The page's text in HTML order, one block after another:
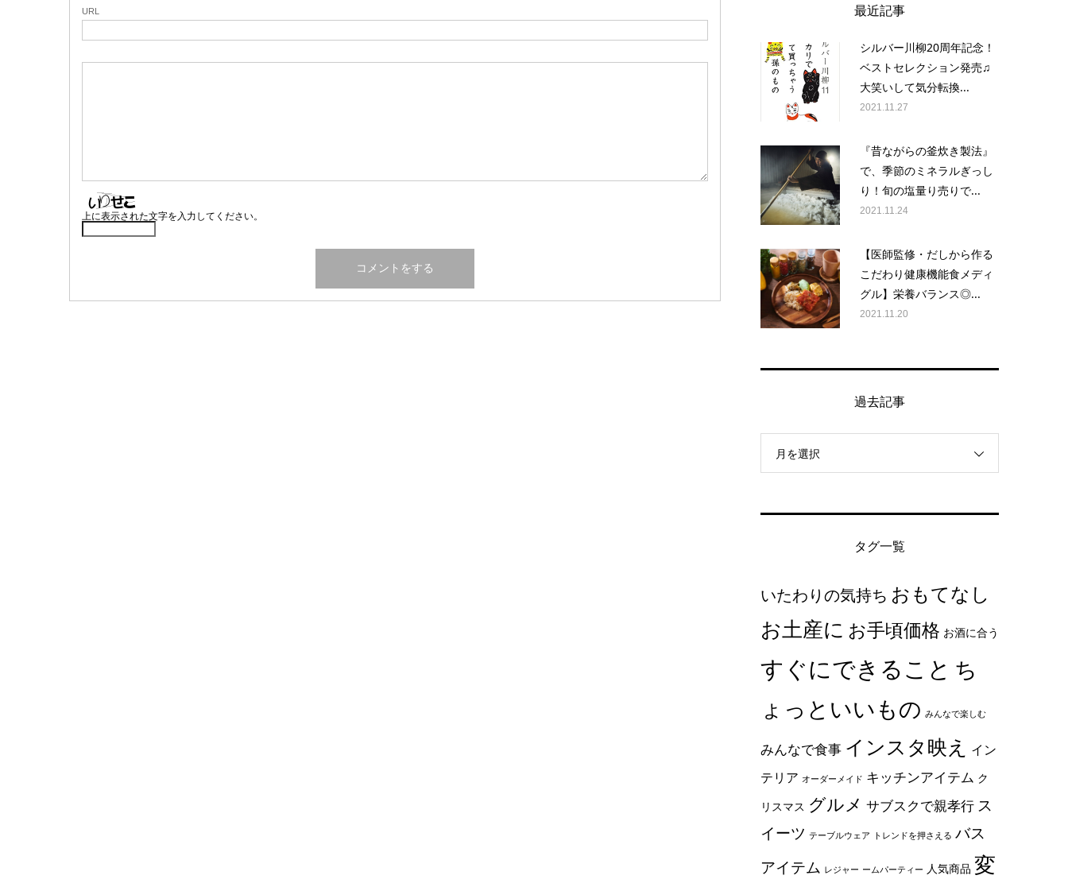
URL
上に表示された文字を入力してください。
最近記事
シルバー川柳20周年記念！
ベストセレクション発売♫
大笑いして気分転換...
2021.11.27
『昔ながらの釜炊き製法』
で、季節のミネラルぎっし
り！旬の塩量り売りで...
2021.11.24
【医師監修・だしから作る
こだわり健康機能食メディ
グル】栄養バランス◎...
2021.11.20
過去記事
月を選択
タグ一覧
いたわりの気持ち おもてなし
お土産に お手頃価格 お酒に合う
すぐにできること ち
ょっといいもの みんなで楽しむ
みんなで食事 インスタ映え イン
テリア オーダーメイド キッチンアイテム ク
リスマス グルメ サブスクで親孝行 ス
イーツ テーブルウェア トレンドを押さえる バス
アイテム レジャー ームパーティー 人気商品 変